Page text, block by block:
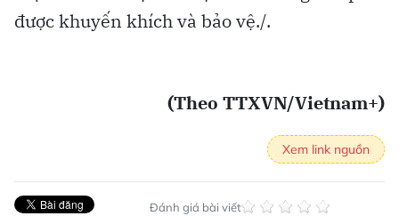
được khuyến khích và bảo vệ./.
(Theo TTXVN/Vietnam+)
Xem link nguồn
Đánh giá bài viết